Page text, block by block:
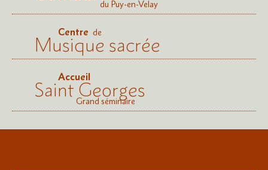
du Puy-en-Velay
Centre de
Musique sacrée
Accueil
Saint Georges
Grand séminaire